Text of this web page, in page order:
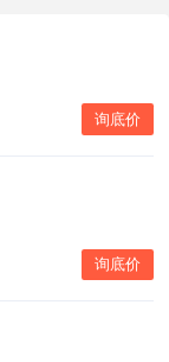
询底价
询底价